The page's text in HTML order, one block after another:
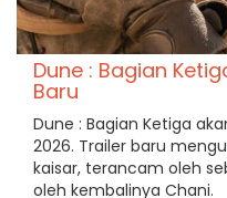
Dune : Bagian
Baru
Dune : Bagian Ketiga
2026. Trailer baru
kaisar, terancam oleh
oleh kembalinya Chani.